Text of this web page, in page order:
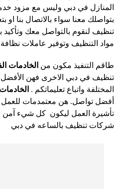
المنازل في دبي وليس مع مزود
بتواصلك معنا سواء بالاتصال بنا
تنظيف لنقوم بالتواصل معك وتأكيد
مواد التنظيف وتوفير عاملات
طاقم التنفيذ مكون من الخادمات
تنظيف في دبي الاخرى فهن الأفضل
المختلفة واتباع تعليماتكم .
أفضل تواصل. هن معتمدمات
تأشيرة العمل ليكون كل شيء آمن
شركات تنظيف بالساعه في دبي